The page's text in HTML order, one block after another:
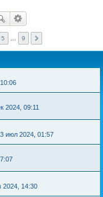
5 9
2024, 09:11
июл 2024, 01:57
2024, 14:30